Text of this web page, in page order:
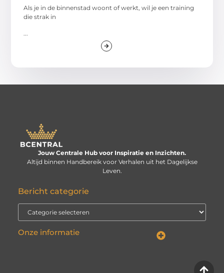
Als je in de binnenstad woont of werkt, wil je een training
die strak in
Jouw Centrale Hub voor Inspiratie en Inzichten.
Altijd binnen Handbereik voor Verhalen uit het Dagelijkse
Leven.
Bericht categorie
Onze informatie